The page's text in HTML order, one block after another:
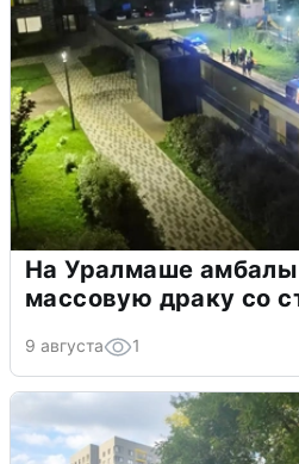
На Уралмаше амбалы
массовую драку со
9 августа 1